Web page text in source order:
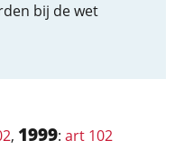
bij de wet
, 1999: art 102